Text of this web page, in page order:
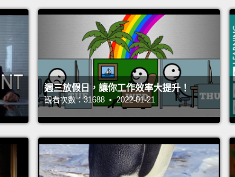
週三放假日，讓你工作效率大提升！
觀看次數：31688 • 2022-01-21